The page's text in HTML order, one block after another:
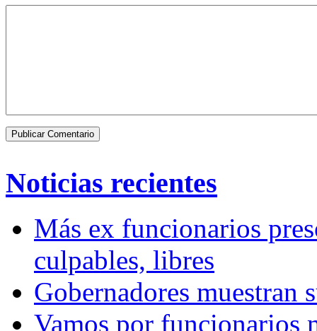
Noticias recientes
Más ex funcionarios
culpables, libres
Gobernadores muestran
Vamos por funcionarios